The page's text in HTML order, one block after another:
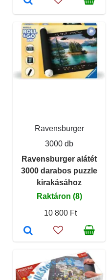
Ravensburger
3000 db
Ravensburger alátét
3000 darabos puzzle
kirakásához
Raktáron (8)
10 800 Ft